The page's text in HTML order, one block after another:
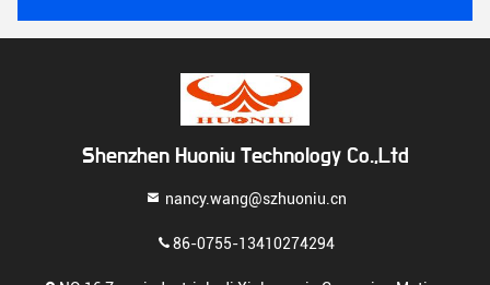
Shenzhen Huoniu Technology Co.,Ltd
nancy.wang@szhuoniu.cn
86-0755-13410274294